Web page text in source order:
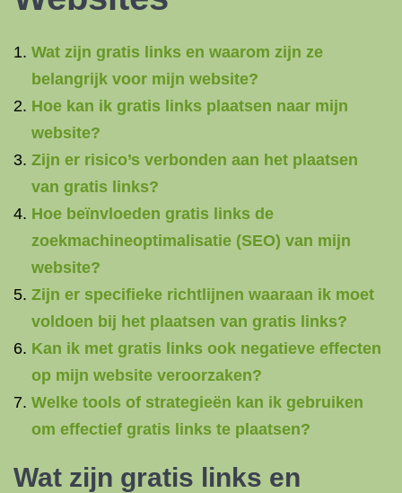
Wat zijn gratis links en waarom zijn ze
belangrijk voor mijn website?
Hoe kan ik gratis links plaatsen naar mijn
website?
Zijn er risico’s verbonden aan het plaatsen
van gratis links?
Hoe beïnvloeden gratis links de
zoekmachineoptimalisatie (SEO) van mijn
website?
Zijn er specifieke richtlijnen waaraan ik moet
voldoen bij het plaatsen van gratis links?
Kan ik met gratis links ook negatieve effecten
op mijn website veroorzaken?
Welke tools of strategieën kan ik gebruiken
om effectief gratis links te plaatsen?
Wat zijn gratis links en